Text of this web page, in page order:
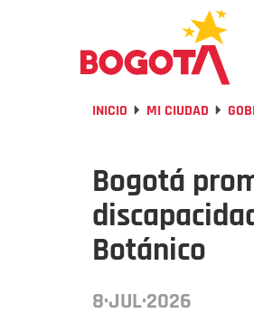
INICIO MI CIUDAD
Bogotá
Botánico
8·JUL·2026